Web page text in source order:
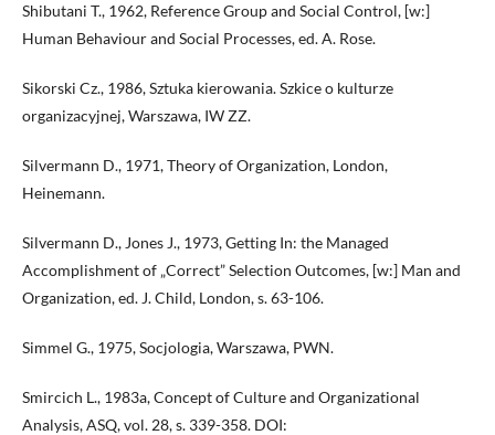
Shibutani T., 1962, Reference Group and Social Control, [w:]
Human Behaviour and Social Processes, ed. A. Rose.
Sikorski Cz., 1986, Sztuka kierowania. Szkice o kulturze
organizacyjnej, Warszawa, IW ZZ.
Silvermann D., 1971, Theory of Organization, London,
Heinemann.
Silvermann D., Jones J., 1973, Getting In: the Managed
Accomplishment of „Correct” Selection Outcomes, [w:] Man and
Organization, ed. J. Child, London, s. 63-106.
Simmel G., 1975, Socjologia, Warszawa, PWN.
Smircich L., 1983a, Concept of Culture and Organizational
Analysis, ASQ, vol. 28, s. 339-358. DOI: